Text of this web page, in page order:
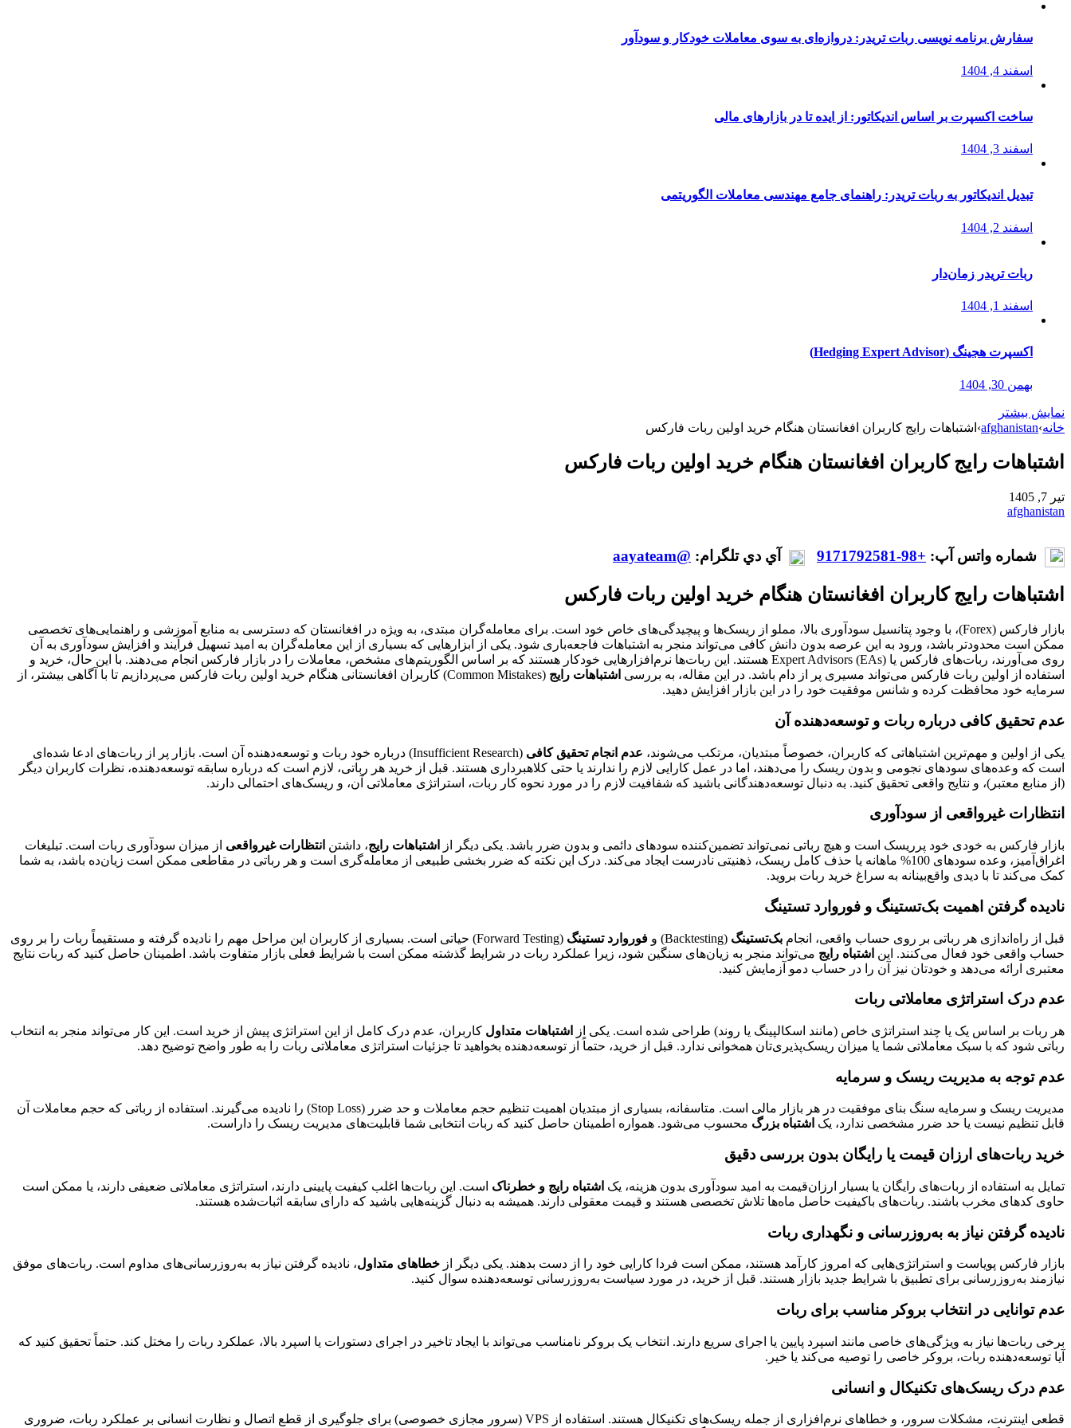
سفارش برنامه نویسی ربات تریدر: دروازه‌ای به سوی معاملات خودکار و سودآور
اسفند 4, 1404
ساخت اکسپرت بر اساس اندیکاتور: از ایده تا در بازارهای مالی
اسفند 3, 1404
تبدیل اندیکاتور به ربات تریدر: راهنمای جامع مهندسی معاملات الگوریتمی
اسفند 2, 1404
ربات تریدر زمان‌دار
اسفند 1, 1404
اکسپرت هجینگ (Hedging Expert Advisor)
بهمن 30, 1404
نمایش بیشتر
خانه›
afghanistan
› اشتباهات رایج کاربران افغانستان هنگام خرید اولین ربات فارکس
اشتباهات رایج کاربران افغانستان هنگام خرید اولین ربات فارکس
تیر 7, 1405
afghanistan
شماره واتس آپ: +98-9171792581 آي دي تلگرام: @aayateam
اشتباهات رایج کاربران افغانستان هنگام خرید اولین ربات فارکس
بازار فارکس (Forex)، با وجود پتانسیل سودآوری بالا، مملو از ریسک‌ها و پیچیدگی‌های خاص خود است. برای معامله‌گران مبتدی، به ویژه در افغانستان که دسترسی به منابع آموزشی و راهنمایی‌های تخصصی
ممکن است محدودتر باشد، ورود به این عرصه بدون دانش کافی می‌تواند منجر به اشتباهات فاجعه‌باری شود. یکی از ابزارهایی که بسیاری از این معامله‌گران به امید تسهیل فرآیند و افزایش سودآوری به آن
روی می‌آورند، ربات‌های فارکس یا Expert Advisors (EAs) هستند. این ربات‌ها نرم‌افزارهایی خودکار هستند که بر اساس الگوریتم‌های مشخص، معاملات را در بازار فارکس انجام می‌دهند. با این حال، خرید و
استفاده از اولین ربات فارکس می‌تواند مسیری پر از دام باشد. در این مقاله، به بررسی اشتباهات رایج
(Common Mistakes) کاربران افغانستانی هنگام خرید اولین ربات فارکس می‌پردازیم تا با آگاهی بیشتر، از
سرمایه خود محافظت کرده و شانس موفقیت خود را در این بازار افزایش دهید.
عدم تحقیق کافی درباره ربات و توسعه‌دهنده آن
یکی از اولین و مهم‌ترین اشتباهاتی که کاربران، خصوصاً مبتدیان، مرتکب می‌شوند، عدم انجام تحقیق کافی
(Insufficient Research) درباره خود ربات و توسعه‌دهنده آن است. بازار پر از ربات‌های ادعا شده‌ای
است که وعده‌های سودهای نجومی و بدون ریسک را می‌دهند، اما در عمل کارایی لازم را ندارند یا حتی کلاهبرداری هستند. قبل از خرید هر رباتی، لازم است که درباره سابقه توسعه‌دهنده، نظرات کاربران دیگر
(از منابع معتبر)، و نتایج واقعی تحقیق کنید. به دنبال توسعه‌دهندگانی باشید که شفافیت لازم را در مورد نحوه کار ربات، استراتژی معاملاتی آن، و ریسک‌های احتمالی دارند.
انتظارات غیرواقعی از سودآوری
بازار فارکس به خودی خود پرریسک است و هیچ رباتی نمی‌تواند تضمین‌کننده سودهای دائمی و بدون ضرر باشد. یکی دیگر از اشتباهات رایج، داشتن انتظارات غیرواقعی از میزان سودآوری ربات است. تبلیغات
اغراق‌آمیز، وعده سودهای 100% ماهانه یا حذف کامل ریسک، ذهنیتی نادرست ایجاد می‌کند. درک این نکته که ضرر بخشی طبیعی از معامله‌گری است و هر رباتی در مقاطعی ممکن است زیان‌ده باشد، به شما
کمک می‌کند تا با دیدی واقع‌بینانه به سراغ خرید ربات بروید.
نادیده گرفتن اهمیت بک‌تستینگ و فوروارد تستینگ
قبل از راه‌اندازی هر رباتی بر روی حساب واقعی، انجام بک‌تستینگ (Backtesting) و فوروارد تستینگ
(Forward Testing) حیاتی است. بسیاری از کاربران این مراحل مهم را نادیده گرفته و مستقیماً ربات را بر روی
حساب واقعی خود فعال می‌کنند. این اشتباه رایج می‌تواند منجر به زیان‌های سنگین شود، زیرا عملکرد ربات در شرایط گذشته ممکن است با شرایط فعلی بازار متفاوت باشد. اطمینان حاصل کنید که ربات نتایج
معتبری ارائه می‌دهد و خودتان نیز آن را در حساب دمو آزمایش کنید.
عدم درک استراتژی معاملاتی ربات
هر ربات بر اساس یک یا چند استراتژی خاص (مانند اسکالپینگ یا روند) طراحی شده است. یکی از اشتباهات متداول کاربران، عدم درک کامل از این استراتژی پیش از خرید است. این کار می‌تواند منجر به انتخاب
رباتی شود که با سبک معاملاتی شما یا میزان ریسک‌پذیری‌تان همخوانی ندارد. قبل از خرید، حتماً از توسعه‌دهنده بخواهید تا جزئیات استراتژی معاملاتی ربات را به طور واضح توضیح دهد.
عدم توجه به مدیریت ریسک و سرمایه
مدیریت ریسک و سرمایه سنگ بنای موفقیت در هر بازار مالی است. متاسفانه، بسیاری از مبتدیان اهمیت تنظیم حجم معاملات و حد ضرر (Stop Loss) را نادیده می‌گیرند. استفاده از رباتی که حجم معاملات آن
قابل تنظیم نیست یا حد ضرر مشخصی ندارد، یک اشتباه بزرگ محسوب می‌شود. همواره اطمینان حاصل کنید که ربات انتخابی شما قابلیت‌های مدیریت ریسک را داراست.
خرید ربات‌های ارزان قیمت یا رایگان بدون بررسی دقیق
تمایل به استفاده از ربات‌های رایگان یا بسیار ارزان‌قیمت به امید سودآوری بدون هزینه، یک اشتباه رایج و خطرناک است. این ربات‌ها اغلب کیفیت پایینی دارند، استراتژی معاملاتی ضعیفی دارند، یا ممکن است
حاوی کدهای مخرب باشند. ربات‌های باکیفیت حاصل ماه‌ها تلاش تخصصی هستند و قیمت معقولی دارند. همیشه به دنبال گزینه‌هایی باشید که دارای سابقه اثبات‌شده هستند.
نادیده گرفتن نیاز به به‌روزرسانی و نگهداری ربات
بازار فارکس پویاست و استراتژی‌هایی که امروز کارآمد هستند، ممکن است فردا کارایی خود را از دست بدهند. یکی دیگر از خطاهای متداول، نادیده گرفتن نیاز به به‌روزرسانی‌های مداوم است. ربات‌های موفق
نیازمند به‌روزرسانی برای تطبیق با شرایط جدید بازار هستند. قبل از خرید، در مورد سیاست به‌روزرسانی توسعه‌دهنده سوال کنید.
عدم توانایی در انتخاب بروکر مناسب برای ربات
برخی ربات‌ها نیاز به ویژگی‌های خاصی مانند اسپرد پایین یا اجرای سریع دارند. انتخاب یک بروکر نامناسب می‌تواند با ایجاد تاخیر در اجرای دستورات یا اسپرد بالا، عملکرد ربات را مختل کند. حتماً تحقیق کنید که
آیا توسعه‌دهنده ربات، بروکر خاصی را توصیه می‌کند یا خیر.
عدم درک ریسک‌های تکنیکال و انسانی
قطعی اینترنت، مشکلات سرور، و خطاهای نرم‌افزاری از جمله ریسک‌های تکنیکال هستند. استفاده از VPS (سرور مجازی خصوصی) برای جلوگیری از قطع اتصال و نظارت انسانی بر عملکرد ربات، ضروری